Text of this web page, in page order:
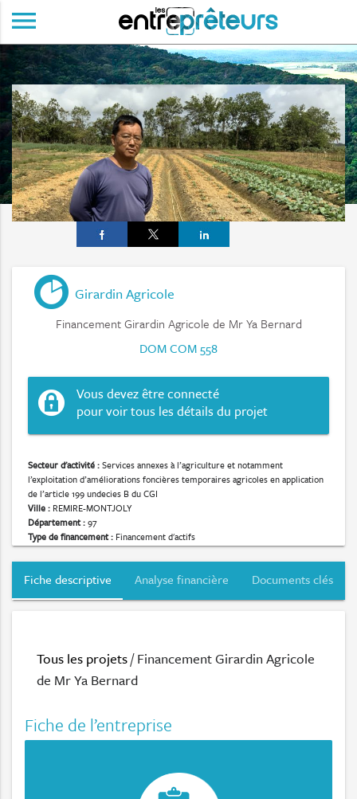
menu
Girardin Agricole
Financement Girardin Agricole de Mr Ya Bernard
DOM COM 558
Vous devez être connecté
pour voir tous les détails du projet
Secteur d'activité :Services annexes à l’agriculture et notamment
l’exploitation d’améliorations foncières temporaires agricoles en application
de l’article 199 undecies B du CGI
Ville : REMIRE-MONTJOLY
Département :97
Type de financement : Financement d'actifs
Fiche descriptive Analyse financière Documents clés
Tous les projets/ Financement Girardin Agricole
de Mr Ya Bernard
Fiche de l’entreprise